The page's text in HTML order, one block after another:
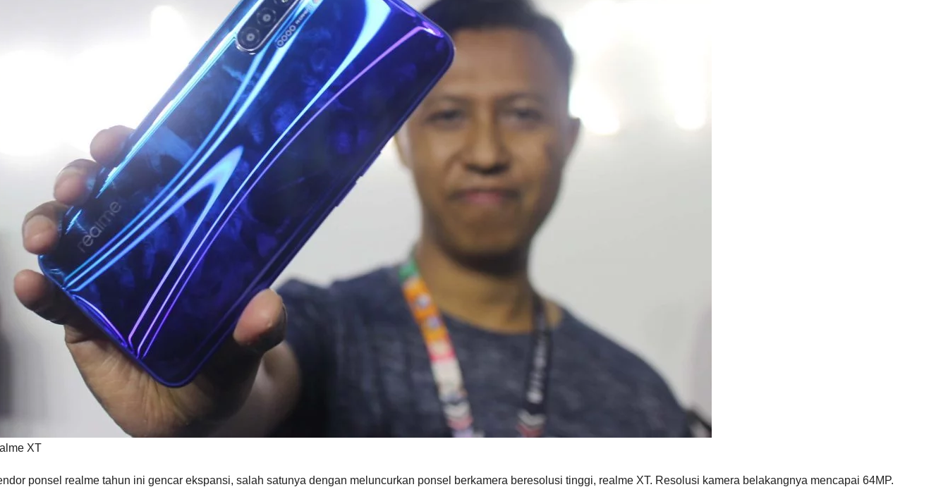
XT
ponsel realme tahun ini gencar ekspansi, salah satunya dengan meluncurkan ponsel berkamera beresolusi tinggi, realme XT. Resolusi kamera belakangnya mencapai 64MP.